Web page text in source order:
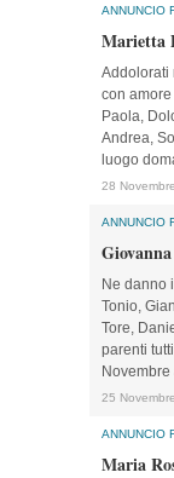
ANNUNCIO
Marietta
Addolorati
con
Paola,
Andrea,
luogo
28
ANNUNCIO
Ne danno
Tonio,
Tore,
parenti
25
ANNUNCIO
Maria